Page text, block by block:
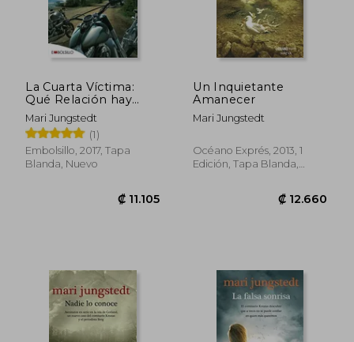
La Cuarta Víctima:
Qué Relación hay
Entre un Atraco a
Mano Armada y un
Crimen Nunca
Resuelto?
Descúbrelo en una
Mari Jungstedt
(1)
Embolsillo, 2017, Tapa
Blanda, Nuevo
Un Inquietante
Amanecer
Mari Jungstedt
Océano Exprés, 2013, 1
Edición, Tapa Blanda,